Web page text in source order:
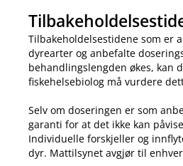
Tilbakeholdelsestidene som er
dyrearter og anbefalte
behandlingslengden økes, kan
fiskehelsebiolog må vurdere
Selv om doseringen er som
garanti for at det ikke kan
Individuelle forskjeller og
dyr. Mattilsynet avgjør til